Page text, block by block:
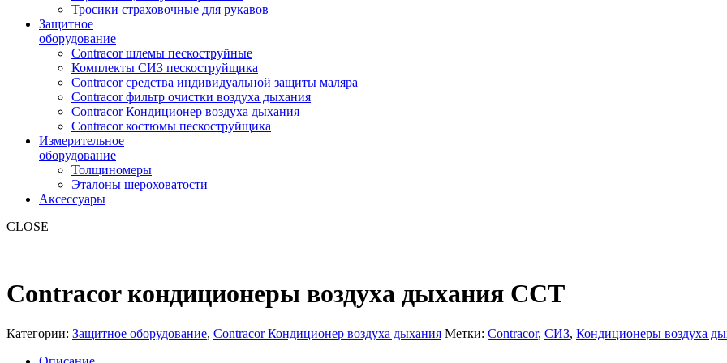
Тросики страховочные для рукавов
Защитное
оборудование
Contracor шлемы пескоструйные
Комплекты СИЗ пескоструйщика
Contracor средства индивидуальной защиты маляра
Contracor фильтр очистки воздуха дыхания
Contracor Кондиционер воздуха дыхания
Contracor костюмы пескоструйщика
Измерительное
оборудование
Толщиномеры
Эталоны шероховатости
Аксессуары
CLOSE
Contracor кондиционеры воздуха дыхания CCT
Категории: Защитное оборудование, Contracor Кондиционер воздуха дыхания Метки: Contracor, СИЗ, Кондиционеры воздуха